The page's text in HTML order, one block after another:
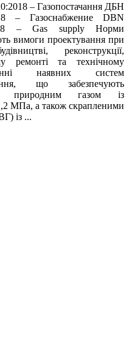
– Газопостачання ДБН
– Газоснабжение DBN
– Gas supply Норми
вимоги проектування при
реконструкції,
ремонті та технічному
наявних систем
що забезпечують
природним газом із
МПа, а також скрапленими
із ...